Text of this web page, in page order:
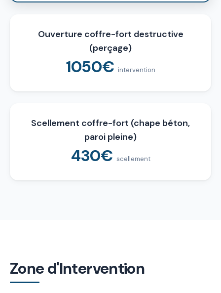
Ouverture coffre-fort destructive
(perçage)
1050€ intervention
Scellement coffre-fort (chape béton,
paroi pleine)
430€ scellement
Zone d'Intervention